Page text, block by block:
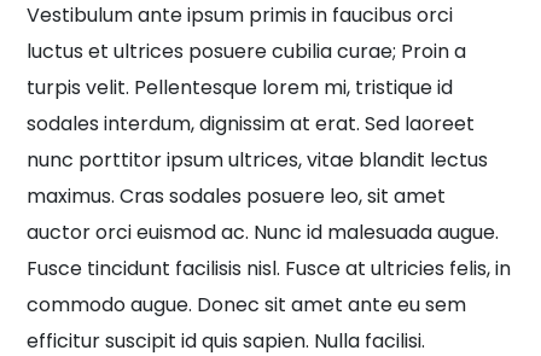
Vestibulum ante ipsum primis in faucibus orci
luctus et ultrices posuere cubilia curae; Proin a
turpis velit. Pellentesque lorem mi, tristique id
sodales interdum, dignissim at erat. Sed laoreet
nunc porttitor ipsum ultrices, vitae blandit lectus
maximus. Cras sodales posuere leo, sit amet
auctor orci euismod ac. Nunc id malesuada augue.
Fusce tincidunt facilisis nisl. Fusce at ultricies felis, in
commodo augue. Donec sit amet ante eu sem
efficitur suscipit id quis sapien. Nulla facilisi.